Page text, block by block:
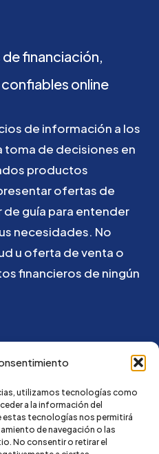
utilizamos tecnologías como
a la información del
tecnologías nos permitirá
de navegación o las
No consentir o retirar el
definanciación,
confiables online
de información a los
toma de decisiones en
productos
ofertas de
de guía para entender
necesidades. No
u oferta deventa o
financieros de ningún
con nosotros